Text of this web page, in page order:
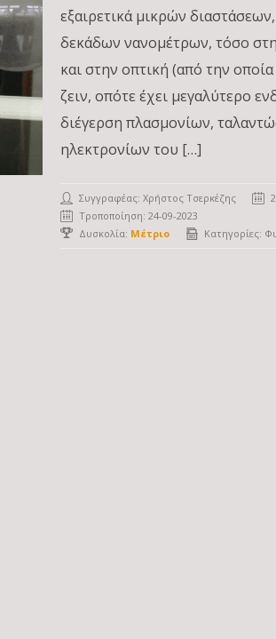
εξαιρετικά μικρών
δεκάδων νανομέτρων, τόσο
και στην οπτική (από την
ζειν, οπότε έχει μεγαλύτερο
διέγερση πλασμονίων,
ηλεκτρονίων του […]
Συγγραφέας:Χρήστος Τσερκέζης
Τροποποίηση: 24-09-2023
Δυσκολία: Μέτριο Κατηγορίες: